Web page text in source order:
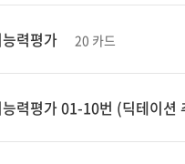
력평가 20 카드
력평가 01-10번 (딕테이션